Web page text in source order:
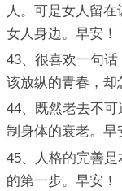
人。可是女人留
女人身边。早安！
43、很喜欢一句
该放纵的青春，却
44、既然老去不
制身体的衰老。早
45、人格的完善
的第一步。早安！